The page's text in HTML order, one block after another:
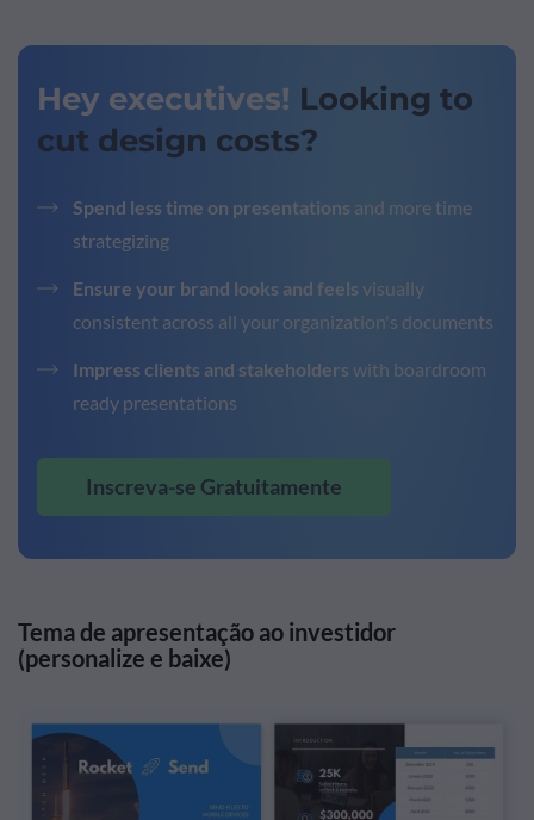
Hey executives! Looking to
cut design costs?
Spend less time on presentations and more time
strategizing
Ensure your brand looks and feels visually
consistent across all your organization's documents
Impress clients and stakeholders with boardroom
ready presentations
Inscreva-se Gratuitamente
Tema de apresentação ao investidor
(personalize e baixe)